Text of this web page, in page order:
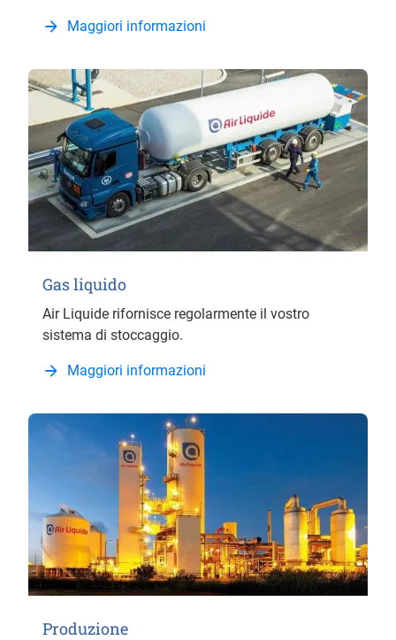
Maggiori informazioni
Gas liquido
Air Liquide rifornisce regolarmente il vostro
sistema di stoccaggio.
Maggiori informazioni
Produzione